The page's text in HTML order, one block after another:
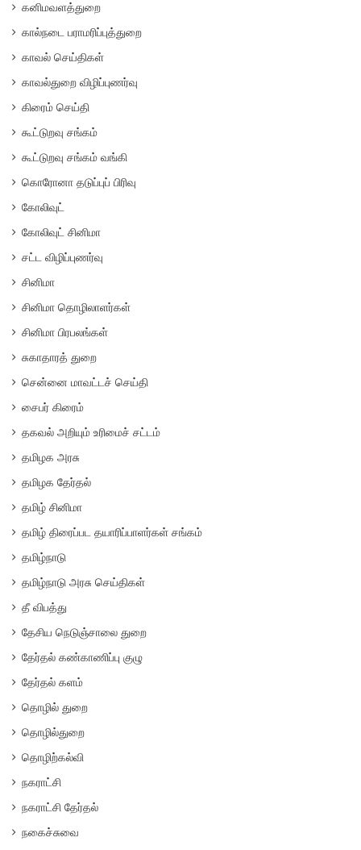
கனிமவளத்துறை
கால்நடை பராமரிப்புத்துறை
காவல் செய்திகள்
காவல்துறை விழிப்புணர்வு
கிரைம் செய்தி
கூட்டுறவு சங்கம்
கூட்டுறவு சங்கம் வங்கி
கொரோனா தடுப்புப் பிரிவு
கோலிவுட்
கோலிவுட் சினிமா
சட்ட விழிப்புணர்வு
சினிமா
சினிமா தொழிலாளர்கள்
சினிமா பிரபலங்கள்
சுகாதாரத் துறை
சென்னை மாவட்டச் செய்தி
சைபர் கிரைம்
தகவல் அறியும் உரிமைச் சட்டம்
தமிழக அரசு
தமிழக தேர்தல்
தமிழ் சினிமா
தமிழ் திரைப்பட தயாரிப்பாளர்கள் சங்கம்
தமிழ்நாடு
தமிழ்நாடு அரசு செய்திகள்
தீ விபத்து
தேசிய நெடுஞ்சாலை துறை
தேர்தல் கண்காணிப்பு குழு
தேர்தல் களம்
தொழில் துறை
தொழில்துறை
தொழிற்கல்வி
நகராட்சி
நகராட்சி தேர்தல்
நகைச்சுவை